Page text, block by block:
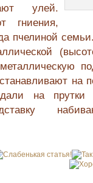
улей.
гниения,
пчелиной
на
на